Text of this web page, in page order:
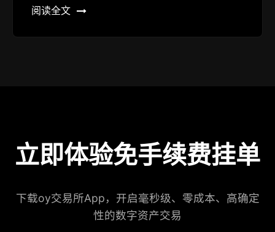
阅读全文
立即体验免手续费挂单
下载oy交易所App，开启毫秒级、零成本、高确定
性的数字资产交易